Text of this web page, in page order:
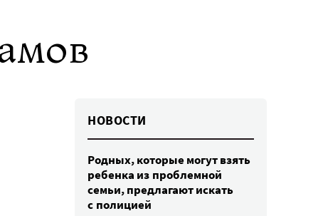
НОВОСТИ
Родных, которые могут взять
ребенка из проблемной
семьи, предлагают искать
с полицией